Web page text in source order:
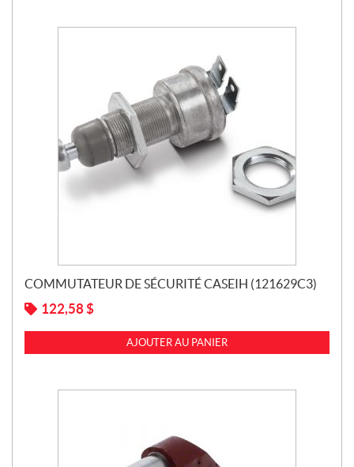
COMMUTATEUR DE SÉCURITÉ CASEIH (121629C3)
122,58$
AJOUTER AU PANIER